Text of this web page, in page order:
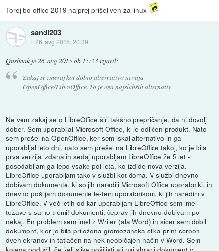
Torej bo office 2019 najprej prišel ven za linux
sandi203
::26. avg 2015, 20:39
Qushaak je26. avg 2015 ob 15:23izjavil:
Zakaj se zmeraj kot dobro alternativo navaja
OpenOffice/LibreOffice. To je ena najslabših alternativ
Ne vem zakaj se o LibreOffice širi takšno prepričanje, da ni dovolj
dober. Sem uporabljal Microsoft Office, ki je odličen produkt. Nato
sem prešel na OpenOffice, ker sem iskal alternativo in ga
uporabljal leto dni, nato sem prešel na LibreOffice takoj, ko je bila
prva verzija izdana in sedaj uporabljam LibreOffice že 5 let -
posodabljam ga lepo vsake pol leta, ko izdide nova verzija.
LibreOffice uporabljam tako v službi kot doma. V službi dnevno
dobivam dokumente, ki so jih naredili Microsoft Office uporabniki, in
dnevno pošiljam dokumente le-tem uporabnikom, ki jih naredim v
LibreOffice. V več letih od kar uporabljam LibreOffice sem imel
težave s samo tremi! dokumenti, čeprav jih dnevno dobivam po
nekaj. En problem sem imel z Writer (ala Word) in sicer sem dobil
dokument, kjer je bila priložena gromozanska slika print-screen
dveh ekranov in tatlačen na nek neobičajen način v Word. Sem
kolega podučil, če želi slike pošiljati ali naj shrani dokument v